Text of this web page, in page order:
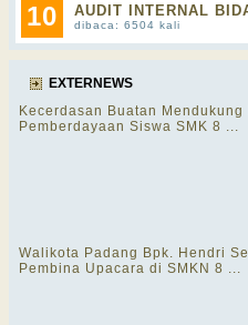
10 AUDIT INTERNAL
dibaca: 6504 kali
EXTERNEWS
Kecerdasan Buatan
Pemberdayaan Siswa SMK 8 ...
Walikota Padang Bpk. Hendri
Pembina Upacara di SMKN 8 ...